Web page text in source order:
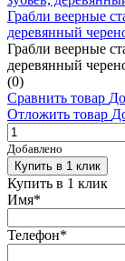
Грабли веерные
деревянный
Грабли веерные
деревянный
(0)
Сравнить товар
Отложить товар
Добавлено
Купить в 1 клик
Купить в 1 клик
Имя*
Телефон*